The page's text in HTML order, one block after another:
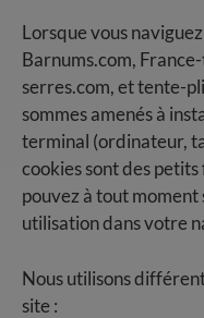
Lorsque vous
Barnums.com,
serres.com, et tente-
sommes amenés à
terminal (ordinateur,
cookies sont des
pouvez à tout
utilisation dans votre
Nous utilisons
site :